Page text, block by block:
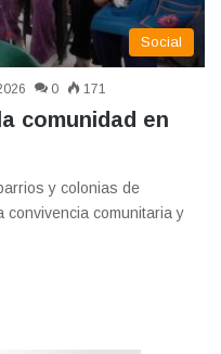
Social
0 171
comunidad en
y colonias de
convivencia comunitaria y